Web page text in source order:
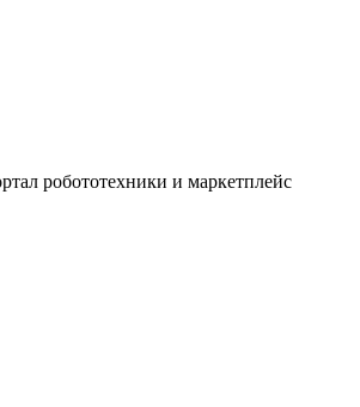
робототехники и маркетплейс